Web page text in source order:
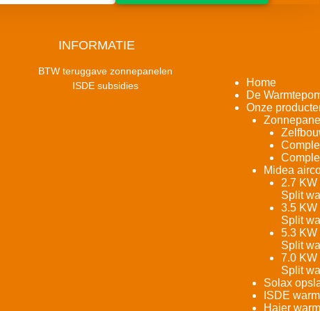
INFORMATIE
BTW teruggave zonnepanelen
ISDE subsidies
Home
De
Onze
Midea
2.7
Split
3.5
Split
5.3
Split
7.0
Split
Solax
ISDE
Haier